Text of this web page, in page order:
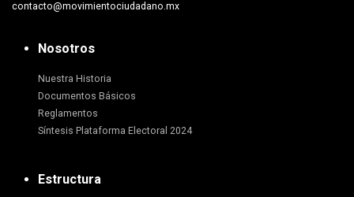
contacto@movimientociudadano.mx
Nosotros
Nuestra Historia
Documentos Básicos
Reglamentos
Síntesis Plataforma Electoral 2024
Estructura